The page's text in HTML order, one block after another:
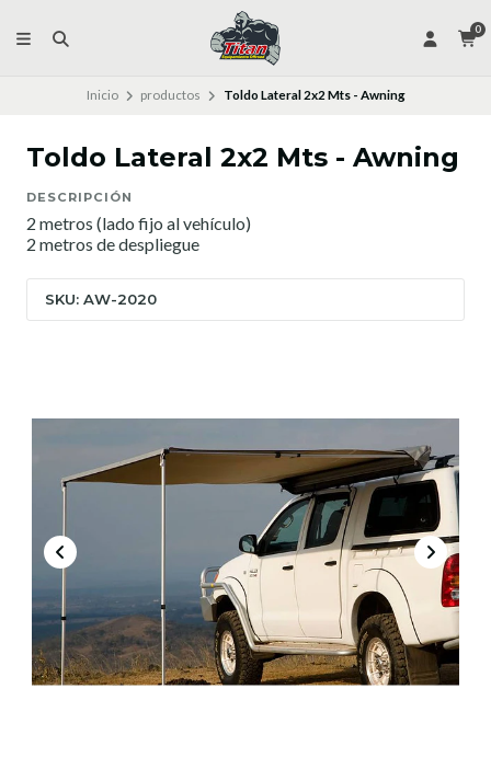
0
Inicio productos Toldo Lateral 2x2 Mts - Awning
Toldo Lateral 2x2 Mts - Awning
DESCRIPCIÓN
2 metros (lado fijo al vehículo)
2 metros de despliegue
SKU: AW-2020